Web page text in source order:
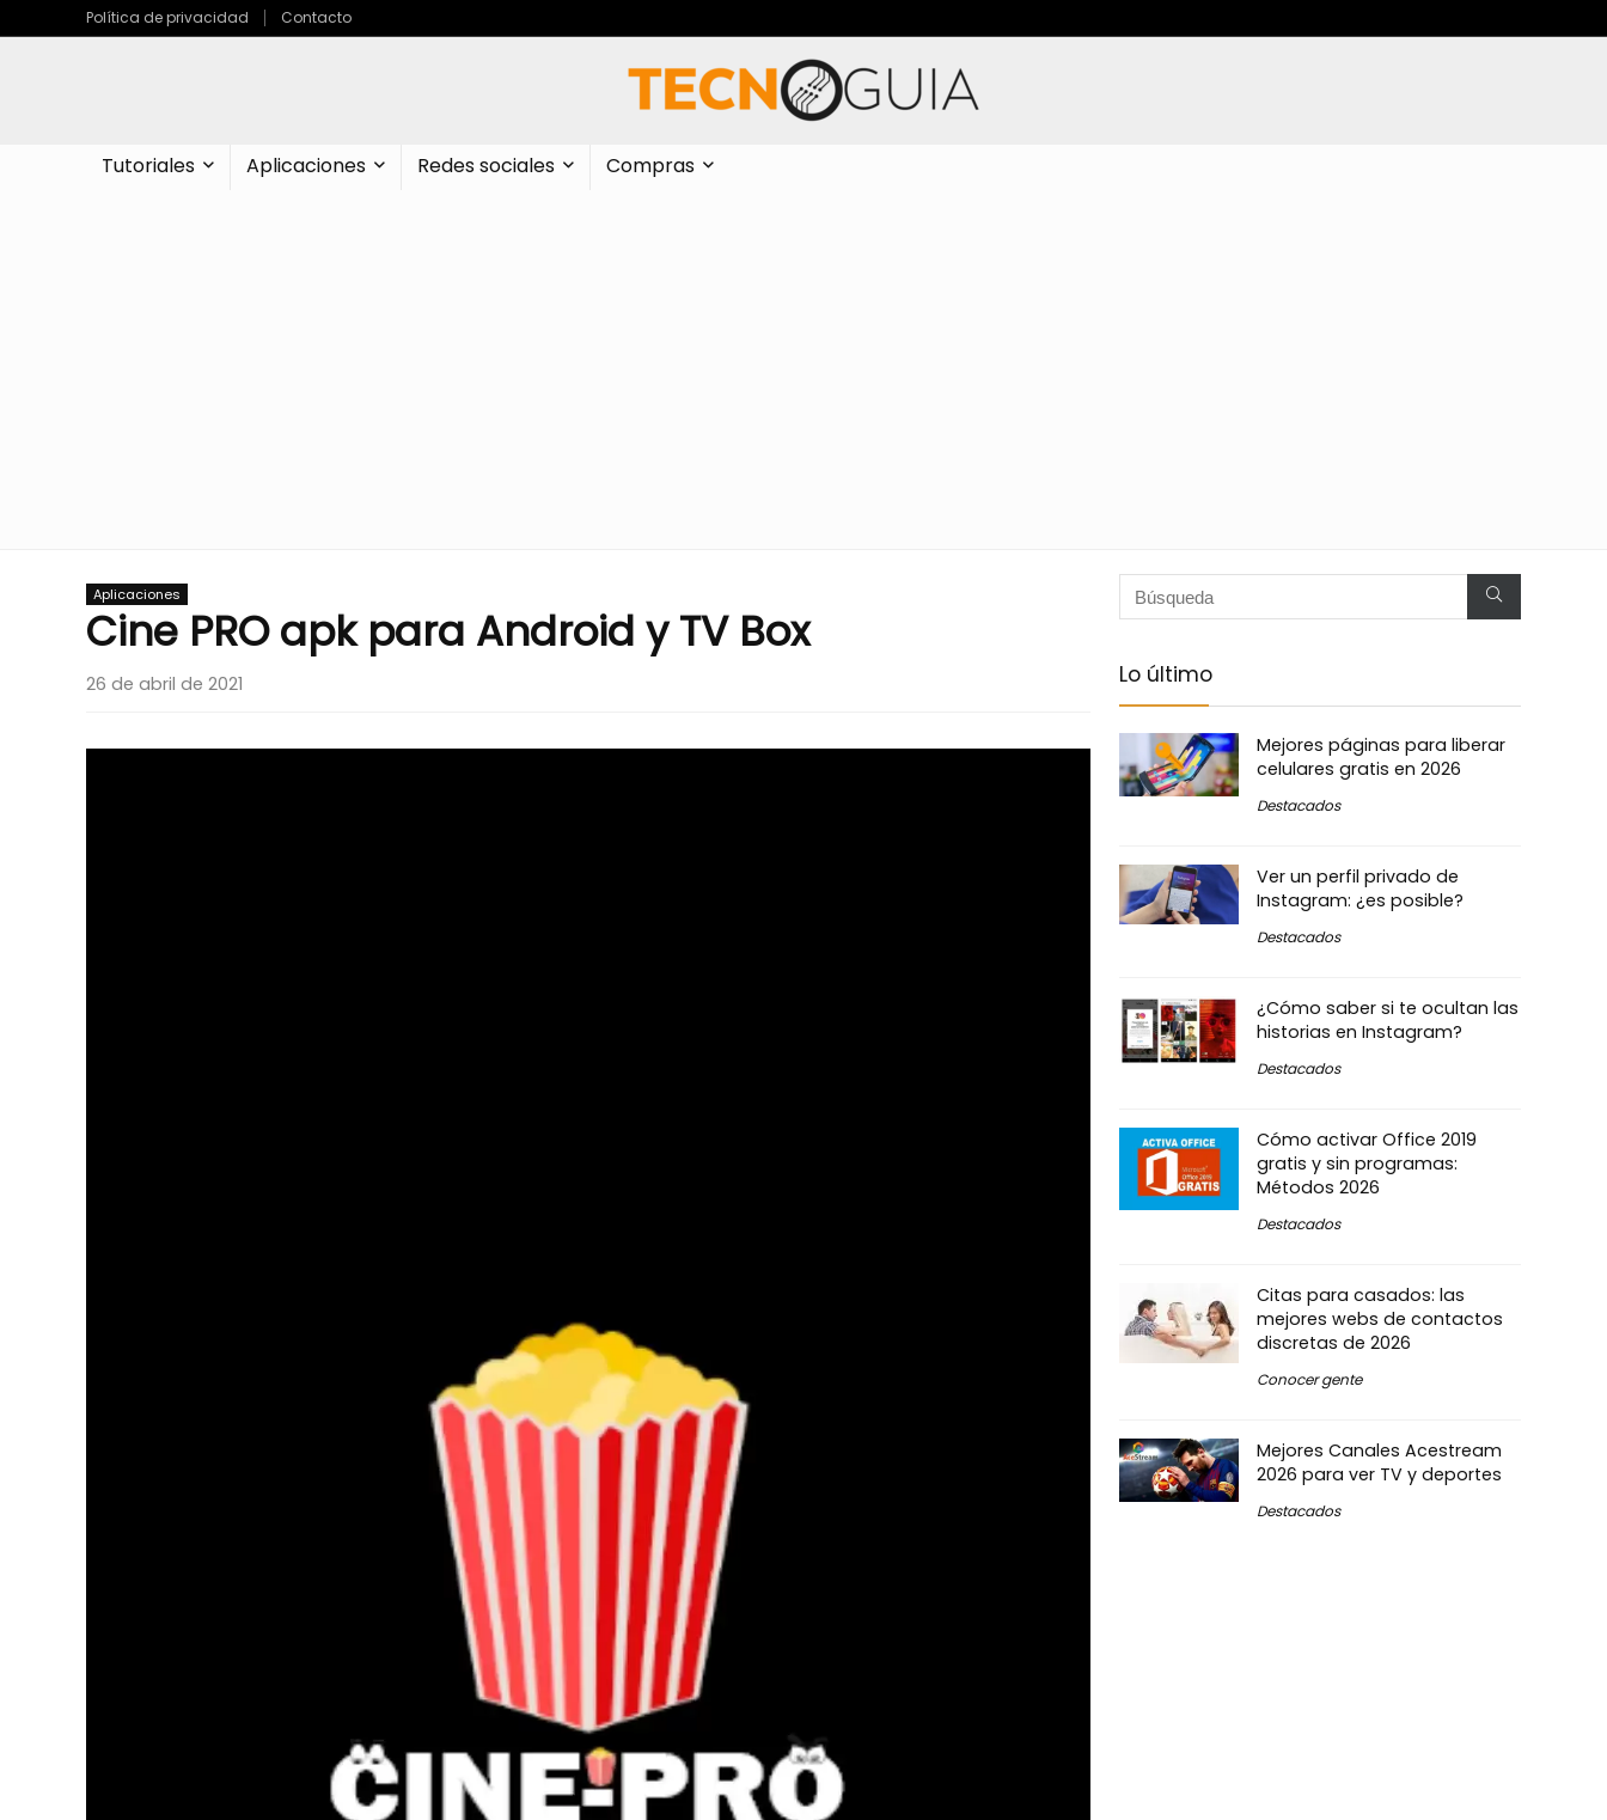
Política de privacidad Contacto
Tutoriales Aplicaciones Redes sociales Compras
Aplicaciones
Cine PRO apk para Android y TV Box
26 de abril de 2021 Lo último
Mejores páginas para liberar
celulares gratis en 2026
Destacados
Ver un perfil privado de
Instagram: ¿es posible?
Destacados
¿Cómo saber si te ocultan las
historias en Instagram?
Destacados
Cómo activar Office 2019
gratis y sin programas:
Métodos 2026
Destacados
Citas para casados: las
mejores webs de contactos
discretas de 2026
Conocer gente
Mejores Canales Acestream
2026 para ver TV y deportes
Destacados